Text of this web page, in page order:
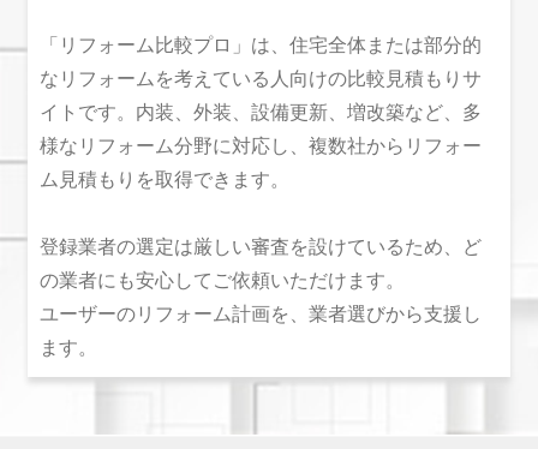
「リフォーム比較プロ」は、住宅全体または部分的
なリフォームを考えている人向けの比較見積もりサ
イトです。内装、外装、設備更新、増改築など、多
様なリフォーム分野に対応し、複数社からリフォー
ム見積もりを取得できます。
登録業者の選定は厳しい審査を設けているため、ど
の業者にも安心してご依頼いただけます。
ユーザーのリフォーム計画を、業者選びから支援し
ます。